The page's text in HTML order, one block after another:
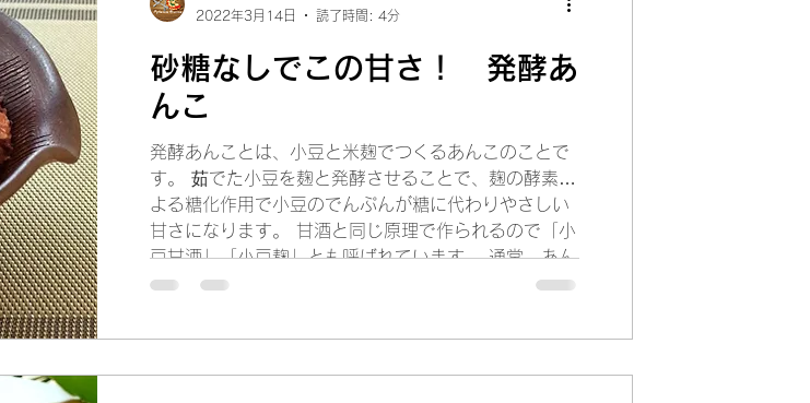
2022年3月14日
読了時間: 4分
砂糖なしでこの甘さ！ 発酵あ
んこ
発酵あんことは、小豆と米麹でつくるあんこのことで
す。 茹でた小豆を麹と発酵させることで、麹の酵素に
よる糖化作用で小豆のでんぷんが糖に代わりやさしい
甘さになります。 甘酒と同じ原理で作られるので「小
豆甘酒」「小豆麹」とも呼ばれています。 通常、あん
こを作る際には小豆と同量程度の砂糖